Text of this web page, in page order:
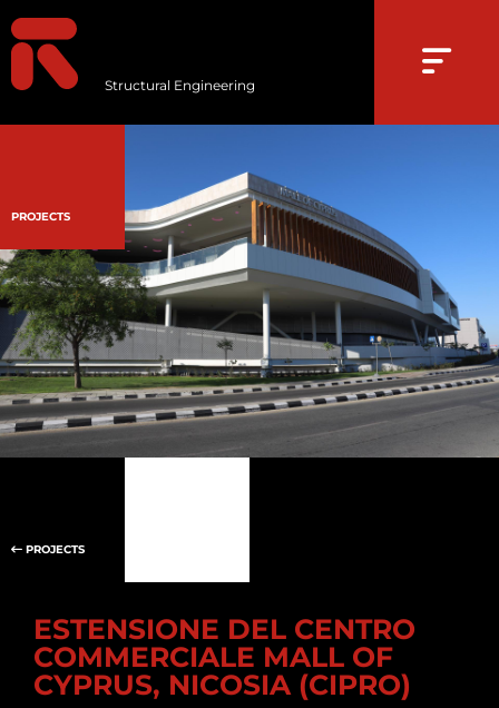
Structural Engineering
PROJECTS
PROJECTS
ESTENSIONE DEL CENTRO
COMMERCIALE MALL OF
CYPRUS, NICOSIA (CIPRO)